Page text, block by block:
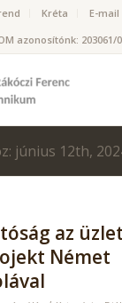
Kréta E-mail
azonosítónk: 203061/
június 12th,
az
Német